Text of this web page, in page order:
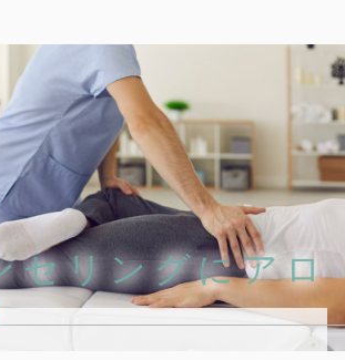
セリングにアロ